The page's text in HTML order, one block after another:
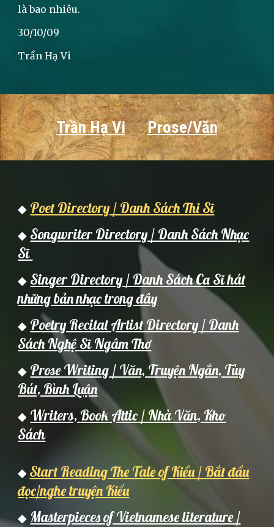
là bao nhiêu.
30/10/09
Trần Hạ Vi
Trần Hạ Vi Prose/Văn
◆ Poet Directory / Danh Sách Thi Sĩ
◆ Songwriter Directory / Danh Sách Nhạc
Sĩ
◆ Singer Directory / Danh Sách Ca Sĩ hát
những bản nhạc trong đây
◆ Poetry Recital Artist Directory / Danh
Sách Nghệ Sĩ Ngâm Thơ
◆ Prose Writing / Văn, Truyện Ngắn, Tùy
Bút, Bình Luận
◆ Writers, Book Attic / Nhà Văn, Kho
Sách
◆ Start Reading The Tale of Kiều / Bắt đầu
đọc/nghe truyện Kiều
◆ Masterpieces of Vietnamese literature /